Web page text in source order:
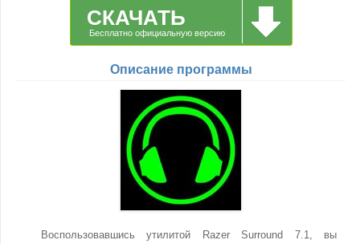
СКАЧАТЬ
Бесплатно официальную версию
Описание программы
Воспользовавшись утилитой Razer Surround 7.1, вы